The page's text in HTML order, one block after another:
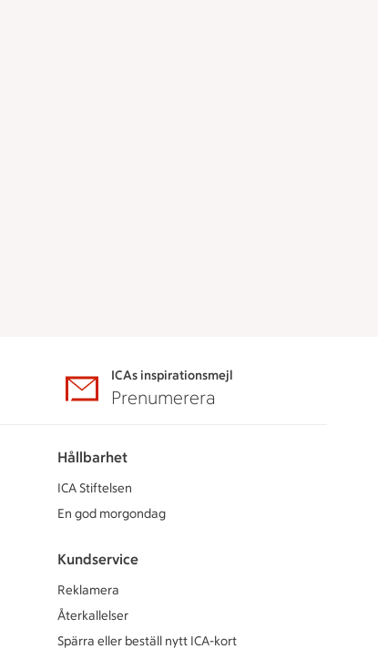
ICAs inspirationsmejl
Prenumerera
Hållbarhet
ICA Stiftelsen
En god morgondag
Kundservice
Reklamera
Återkallelser
Spärra eller beställ nytt ICA-kort